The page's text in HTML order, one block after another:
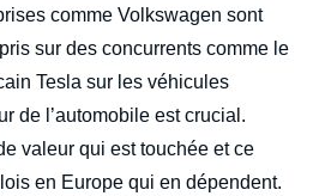
comme Volkswagen sont
sur des concurrents comme le
Tesla sur les véhicules
de l’automobile est crucial.
valeur qui est touchée et ce
en Europe qui en dépendent.